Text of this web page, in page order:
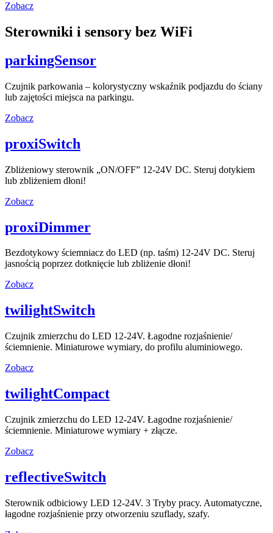
Zobacz
Sterowniki i sensory bez WiFi
parkingSensor
Czujnik parkowania – kolorystyczny wskaźnik podjazdu do ściany
lub zajętości miejsca na parkingu.
Zobacz
proxiSwitch
Zbliżeniowy sterownik „ON/OFF” 12-24V DC. Steruj dotykiem
lub zbliżeniem dłoni!
Zobacz
proxiDimmer
Bezdotykowy ściemniacz do LED (np. taśm) 12-24V DC. Steruj
jasnością poprzez dotknięcie lub zbliżenie dłoni!
Zobacz
twilightSwitch
Czujnik zmierzchu do LED 12-24V. Łagodne rozjaśnienie/
ściemnienie. Miniaturowe wymiary, do profilu aluminiowego.
Zobacz
twilightCompact
Czujnik zmierzchu do LED 12-24V. Łagodne rozjaśnienie/
ściemnienie. Miniaturowe wymiary + złącze.
Zobacz
reflectiveSwitch
Sterownik odbiciowy LED 12-24V. 3 Tryby pracy. Automatyczne,
łagodne rozjaśnienie przy otworzeniu szuflady, szafy.